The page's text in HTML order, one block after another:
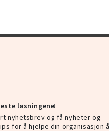
løsningene!
nyhetsbrev og få nyheter og
for å hjelpe din organisasjon å